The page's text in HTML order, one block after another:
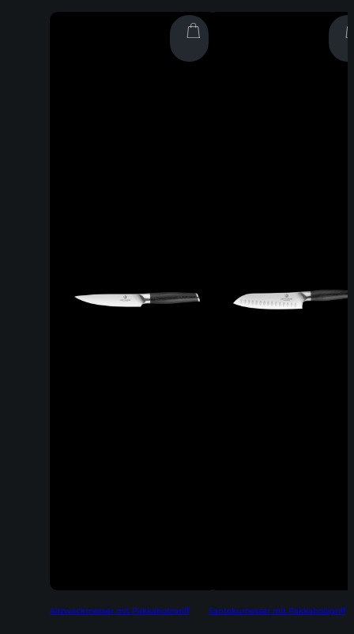
Allzweckmesser mit Pakkaholzgriff Santokumesser mit Pakkaholzgriff